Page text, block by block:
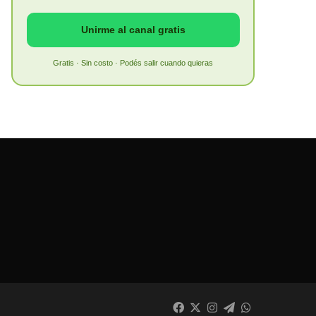
Unirme al canal gratis
Gratis · Sin costo · Podés salir cuando quieras
Facebook
X Instagram
Telegram